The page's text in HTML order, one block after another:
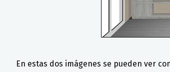
En estas dos imágenes se pueden ver